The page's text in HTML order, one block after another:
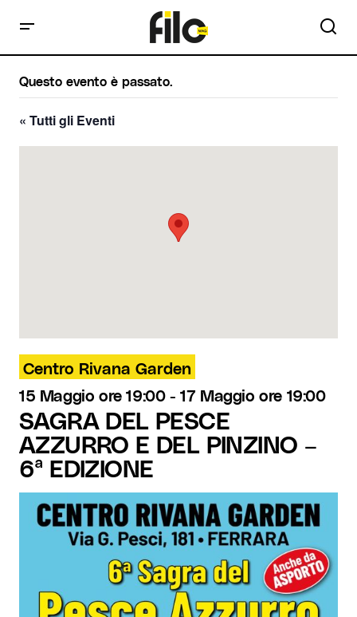
Questo evento è passato.
« Tutti gli Eventi
Centro Rivana Garden
15 Maggio ore 19:00-17 Maggio ore 19:00
SAGRA DEL PESCE
AZZURRO E DEL PINZINO –
6ª EDIZIONE